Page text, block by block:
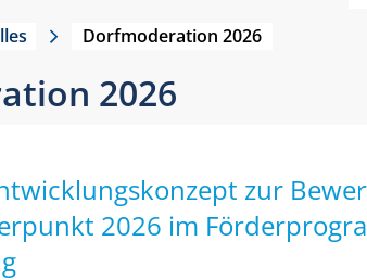
Dorfmoderation 2026
2026
zur
2026 im